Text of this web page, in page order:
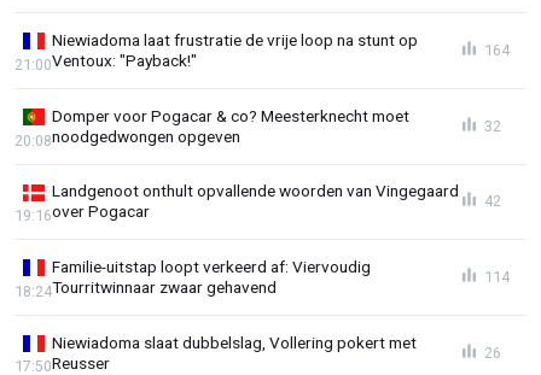
Niewiadoma laat frustratie de vrije loop na stunt op
Ventoux: "Payback!"
21:00
164
Domper voor Pogacar & co? Meesterknecht moet
noodgedwongen opgeven
20:08
32
Landgenoot onthult opvallende woorden van Vingegaard
over Pogacar
19:16
42
Familie-uitstap loopt verkeerd af: Viervoudig
Tourritwinnaar zwaar gehavend
18:24
114
Niewiadoma slaat dubbelslag, Vollering pokert met
Reusser
17:50
26